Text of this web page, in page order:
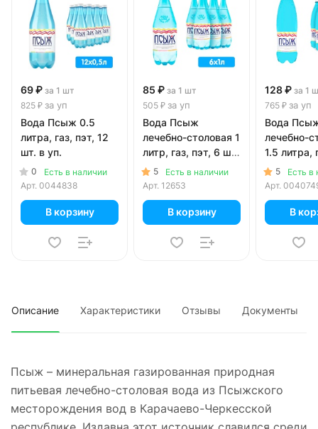
69 ₽ за 1 шт
825 ₽ за уп
Вода Псыж 0.5
литра, газ, пэт, 12
шт. в уп.
0
Есть в наличии
Арт. 0044838
В корзину
85 ₽ за 1 шт
505 ₽ за уп
Вода Псыж
лечебно-столовая 1
литр, газ, пэт, 6 шт.
в уп.
5
Есть в наличии
Арт. 12653
В корзину
128 ₽ за 1
765 ₽ за уп
Вода
лечебно-
1.5 литра,
6 шт. в уп.
5
Есть в
Арт.
В
Описание Характеристики Отзывы Документы
Псыж – минеральная газированная природная
питьевая лечебно-столовая вода из Псыжского
месторождения вод в Карачаево-Черкесской